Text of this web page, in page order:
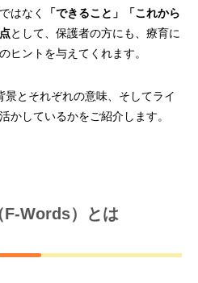
はなく
「できること」「これから
として、保護者の方にも、療育に
ヒントを与えてくれます。
景とそれぞれの意味、そしてライ
かしているかをご紹介します。
F-Words）とは